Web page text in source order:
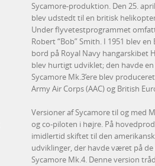
Sycamore-produktion. Den 25.
blev udstedt til en britisk
Under flyvetestprogrammet
Robert “Bob” Smith. I 1951 blev
bord på Royal Navy hangarskibet
blev hurtigt udviklet; den havde
Sycamore Mk.3’ere blev
Army Air Corps (AAC) og British
Versioner af Sycamore til og med
og co-piloten i højre. På
imidlertid skiftet til den
udviklinger, der havde været på
Sycamore Mk.4. Denne version